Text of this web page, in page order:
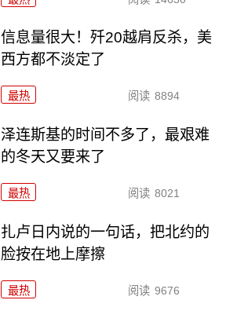
信息量很大！歼20越肩反杀，美
西方都不淡定了
最热 阅读 8894
泽连斯基的时间不多了，最艰难
的冬天又要来了
最热 阅读 8021
扎卢日内说的一句话，把北约的
脸按在地上摩擦
最热 阅读 9676